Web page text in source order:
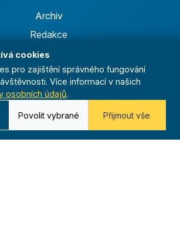
Archiv
Redakce
Kontakt
Kurská 792/3,
cookies
pro zajištění správného fungování
Více informací v našich
osobních údajů.
Povolit vybrané Přijmout vše